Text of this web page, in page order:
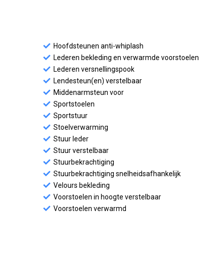
Hoofdsteunen anti-whiplash
Lederen bekleding en verwarmde voorstoelen
Lederen versnellingspook
Lendesteun(en) verstelbaar
Middenarmsteun voor
Sportstoelen
Sportstuur
Stoelverwarming
Stuur leder
Stuur verstelbaar
Stuurbekrachtiging
Stuurbekrachtiging snelheidsafhankelijk
Velours bekleding
Voorstoelen in hoogte verstelbaar
Voorstoelen verwarmd